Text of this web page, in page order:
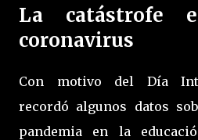
La catástrofe
coronavirus
Con motivo del Día
recordó algunos datos
pandemia en la